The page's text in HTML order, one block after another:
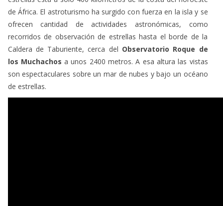
ofrecen cantidad de actividades astronómicas, como
recorridos de observación de estrellas hasta el borde de la
Observatorio Roque de
son espectaculares sobre un mar de nubes y bajo un océano